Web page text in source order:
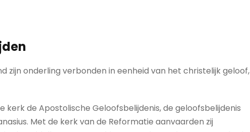
zijn onderling verbonden in eenheid van het christelijk geloof,
kerk de Apostolische Geloofsbelijdenis, de geloofsbelijdenis
Met de kerk van de Reformatie aanvaarden zij